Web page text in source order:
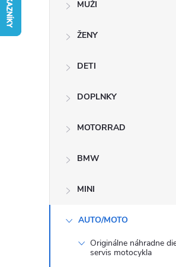
MUŽI
ŽENY
DETI
DOPLNKY
MOTORRAD
BMW
MINI
AUTO/MOTO
Originálne náhradne
servis motocykla